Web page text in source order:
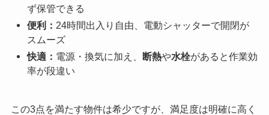
ず保管できる
便利： 24時間出入り自由、電動シャッターで開閉が
スムーズ
快適： 電源・換気に加え、 断熱や水栓があると作業効
率が段違い
この3点を満たす物件は希少ですが、満足度は明確に高く